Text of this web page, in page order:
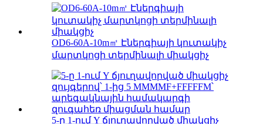
OD6-60A-10m㎡ Էներգիայի կուտակիչ
մարտկոցի տերմինալի միակցիչ
5-ը 1-ում Y ճյուղավորված միակցիչ